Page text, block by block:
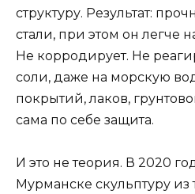
структуру. Результат:
стали, при этом он легче
Не корродирует. Не
соли, даже на морскую
покрытий, лаков,
сама по себе защита.
И это не теория. В 2020
Мурманске скульптуру из